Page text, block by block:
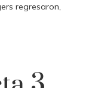
regresaron,